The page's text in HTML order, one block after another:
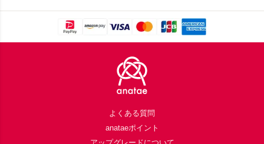
テーマパーク帰りのあの人などに。
よくある質問
anataeポイント